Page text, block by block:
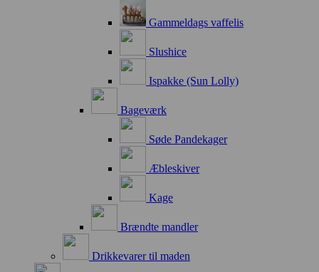
Gammeldags vaffelis
Slushice
Ispakke (Sun Lolly)
Bageværk
Søde Pandekager
Æbleskiver
Kage
Brændte mandler
Drikkevarer til maden